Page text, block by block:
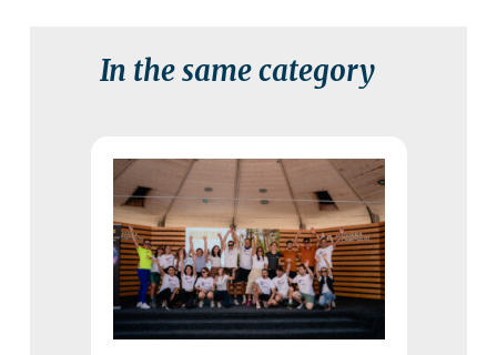
In the same category
3 August 2026